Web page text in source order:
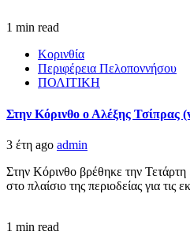
1 min read
Κορινθία
Περιφέρεια Πελοποννήσου
ΠΟΛΙΤΙΚΗ
Στην Κόρινθο ο Αλέξης Τσίπρας
3 έτη ago admin
Στην Κόρινθο βρέθηκε την
στο πλαίσιο της περιοδείας για τις
1 min read